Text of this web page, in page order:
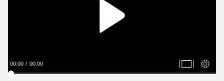
00:00 00:00